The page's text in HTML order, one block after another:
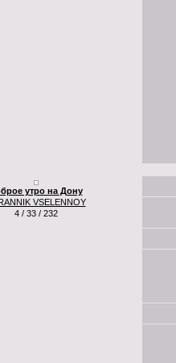
утро на Дону
VSELENNOY
4 / 33 / 232